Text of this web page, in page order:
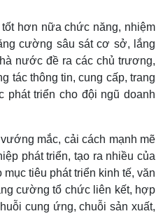
hơn nữa chức năng, nhiệm
cường sâu sát cơ sở, lắng
nước đề ra các chủ trương,
tác thông tin, cung cấp, trang
phát triển cho đội ngũ doanh
mắc, cải cách mạnh mẽ
phát triển, tạo ra nhiều của
tiêu phát triển kinh tế, văn
cường tổ chức liên kết, hợp
cung ứng, chuỗi sản xuất,